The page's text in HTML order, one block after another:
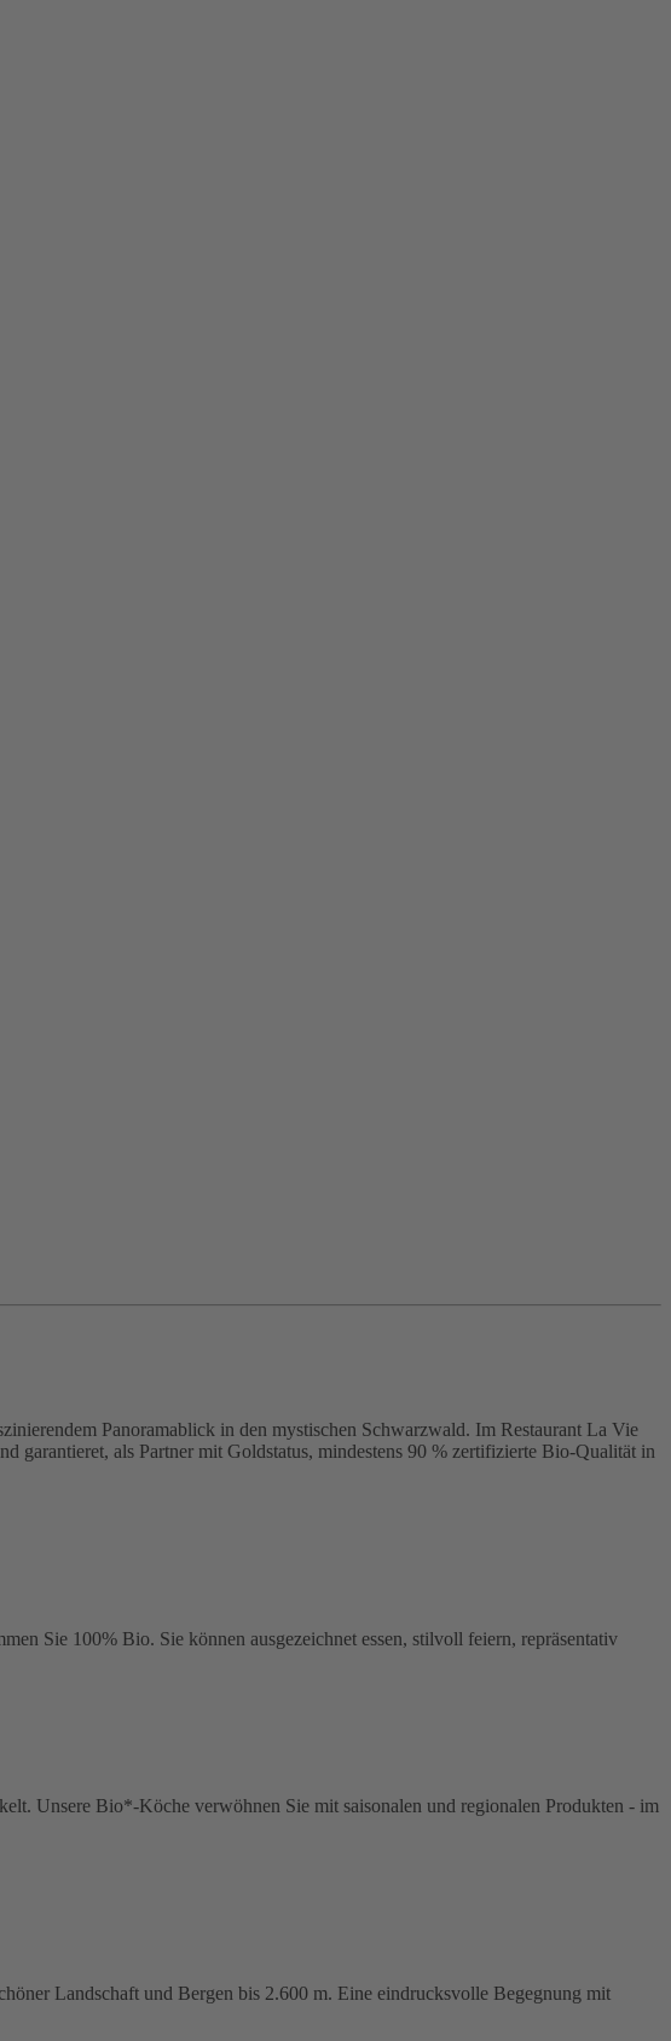
Panoramablick in den mystischen Schwarzwald. Im Restaurant La Vie
garantieret, als Partner mit Goldstatus, mindestens 90 % zertifizierte Bio-Qualität in
Sie 100% Bio. Sie können ausgezeichnet essen, stilvoll feiern, repräsentativ
Unsere Bio*-Köche verwöhnen Sie mit saisonalen und regionalen Produkten - im
Landschaft und Bergen bis 2.600 m. Eine eindrucksvolle Begegnung mit